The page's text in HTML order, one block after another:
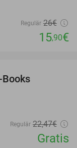
Regulär 26€
15,90€
Books
Regulär 22,47€
Gratis